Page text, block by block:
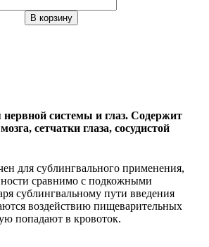
В корзину
системы и глаз. Содержит
сетчатки глаза, сосудистой
для сублингвального применения,
сравнимо с подкожными
сублингвальному пути введения
воздействию пищеварительных
попадают в кровоток.